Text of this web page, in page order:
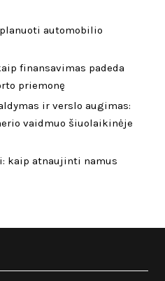
automobilio
finansavimas padeda
priemonę
ir verslo augimas:
vaidmuo šiuolaikinėje
kaip atnaujinti namus